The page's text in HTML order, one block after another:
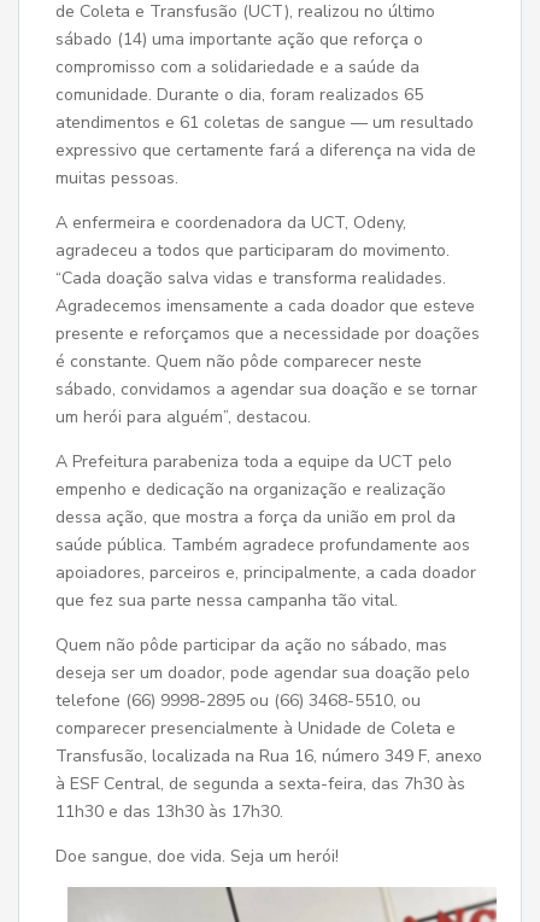
de Coleta e Transfusão (UCT), realizou no último
sábado (14) uma importante ação que reforça o
compromisso com a solidariedade e a saúde da
comunidade. Durante o dia, foram realizados 65
atendimentos e 61 coletas de sangue — um resultado
expressivo que certamente fará a diferença na vida de
muitas pessoas.
A enfermeira e coordenadora da UCT, Odeny,
agradeceu a todos que participaram do movimento.
“Cada doação salva vidas e transforma realidades.
Agradecemos imensamente a cada doador que esteve
presente e reforçamos que a necessidade por doações
é constante. Quem não pôde comparecer neste
sábado, convidamos a agendar sua doação e se tornar
um herói para alguém”, destacou.
A Prefeitura parabeniza toda a equipe da UCT pelo
empenho e dedicação na organização e realização
dessa ação, que mostra a força da união em prol da
saúde pública. Também agradece profundamente aos
apoiadores, parceiros e, principalmente, a cada doador
que fez sua parte nessa campanha tão vital.
Quem não pôde participar da ação no sábado, mas
deseja ser um doador, pode agendar sua doação pelo
telefone (66) 9998-2895 ou (66) 3468-5510, ou
comparecer presencialmente à Unidade de Coleta e
Transfusão, localizada na Rua 16, número 349 F, anexo
à ESF Central, de segunda a sexta-feira, das 7h30 às
11h30 e das 13h30 às 17h30.
Doe sangue, doe vida. Seja um herói!